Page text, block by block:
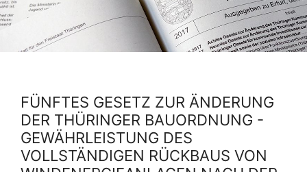
FÜNFTES GESETZ ZUR ÄNDERUNG
DER THÜRINGER BAUORDNUNG -
GEWÄHRLEISTUNG DES
VOLLSTÄNDIGEN RÜCKBAUS VON